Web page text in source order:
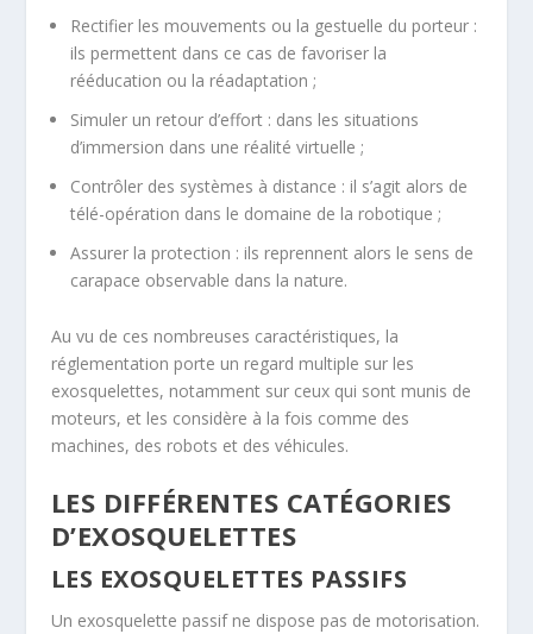
Rectifier les mouvements ou la gestuelle du porteur :
ils permettent dans ce cas de favoriser la
rééducation ou la réadaptation ;
Simuler un retour d’effort : dans les situations
d’immersion dans une réalité virtuelle ;
Contrôler des systèmes à distance : il s’agit alors de
télé-opération dans le domaine de la robotique ;
Assurer la protection : ils reprennent alors le sens de
carapace observable dans la nature.
Au vu de ces nombreuses caractéristiques, la
réglementation porte un regard multiple sur les
exosquelettes, notamment sur ceux qui sont munis de
moteurs, et les considère à la fois comme des
machines, des robots et des véhicules.
LES DIFFÉRENTES CATÉGORIES
D’EXOSQUELETTES
LES EXOSQUELETTES PASSIFS
Un exosquelette passif ne dispose pas de motorisation.